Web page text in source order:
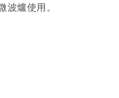
波爐使用。